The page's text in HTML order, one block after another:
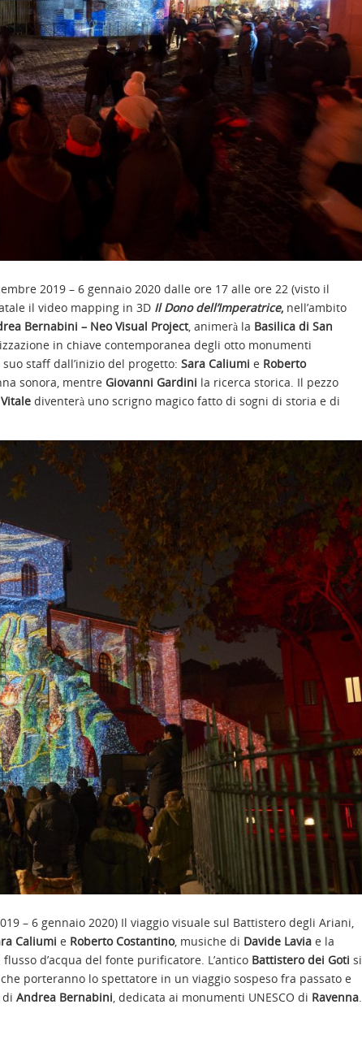
2019 – 6 gennaio 2020 dalle ore 17 alle ore 22 (visto il
il video mapping in 3D Il Dono dell’Imperatrice, nell’ambito
Bernabini – Neo Visual Project, animerà la Basilica di San
in chiave contemporanea degli otto monumenti
staff dall’inizio del progetto: Sara Caliumi e Roberto
sonora, mentre Giovanni Gardini la ricerca storica. Il pezzo
diventerà uno scrigno magico fatto di sogni di storia e di
– 6 gennaio 2020) Il viaggio visuale sul Battistero degli Ariani,
Caliumi e Roberto Costantino, musiche di Davide Lavia e la
d’acqua del fonte purificatore. L’antico Battistero dei Goti si
porteranno lo spettatore in un viaggio sospeso fra passato e
di Andrea Bernabini, dedicata ai monumenti UNESCO di Ravenna.